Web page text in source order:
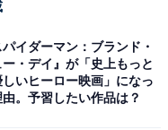
パイダーマン：ブランド・
ー・デイ』が「史上もっと
しいヒーロー映画」になっ
。予習したい作品は？